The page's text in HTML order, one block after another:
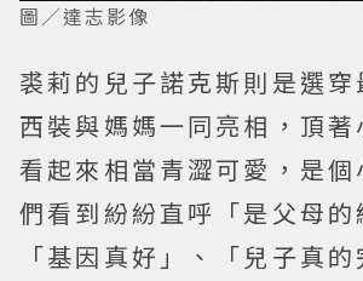
圖／達志影像
裘莉的兒子諾克斯則是選
西裝與媽媽一同亮相，頂著
看起來相當青澀可愛，是個
們看到紛紛直呼「是父母的
「基因真好」、「兒子真